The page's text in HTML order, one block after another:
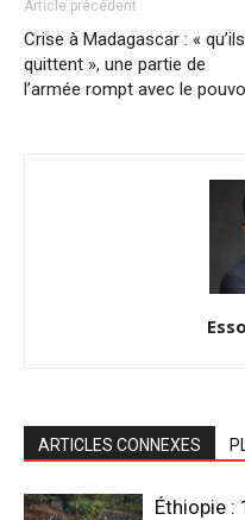
Article précédent
Crise à Madagascar : « qu’ils
quittent », une partie de
l’armée rompt avec le
ARTICLES CONNEXES
Éthiopie :